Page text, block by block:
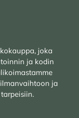
joka
ja kodin
ja